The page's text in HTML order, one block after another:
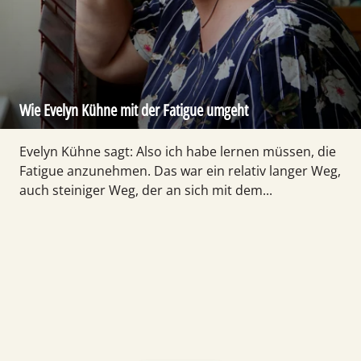
Wie Evelyn Kühne mit der Fatigue umgeht
Evelyn Kühne sagt: Also ich habe lernen müssen, die
Fatigue anzunehmen. Das war ein relativ langer Weg,
auch steiniger Weg, der an sich mit dem...